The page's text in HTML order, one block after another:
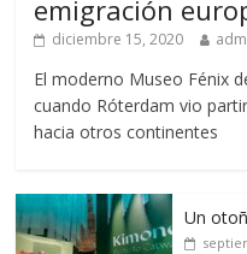
emigración
diciembre 15, 2020
El moderno Museo Fénix
cuando Róterdam vio
hacia otros continentes
Un